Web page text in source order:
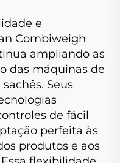
e
Combiweigh
ampliando as
das máquinas de
Seus
de fácil
perfeita às
produtos e aos